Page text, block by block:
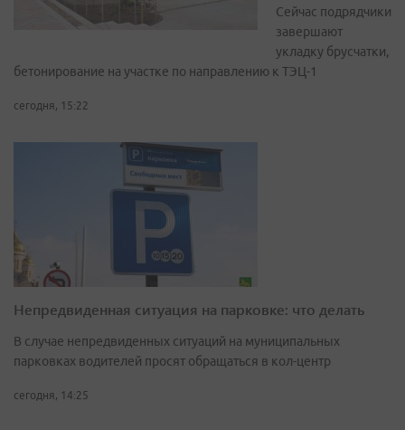
Сейчас подрядчики
завершают
укладку брусчатки,
бетонирование на участке по направлению к ТЭЦ-1
сегодня, 15:22
Непредвиденная ситуация на парковке: что делать
В случае непредвиденных ситуаций на муниципальных
парковках водителей просят обращаться в кол-центр
сегодня, 14:25